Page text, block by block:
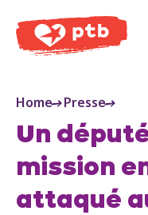
PTB
Home Presse
Un
mission
attaqué